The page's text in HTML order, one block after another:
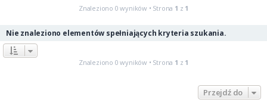
Znaleziono 0 wyników • Strona 1 z 1
Nie znaleziono elementów spełniających kryteria szukania.
Znaleziono 0 wyników • Strona 1 z 1
Przejdź do